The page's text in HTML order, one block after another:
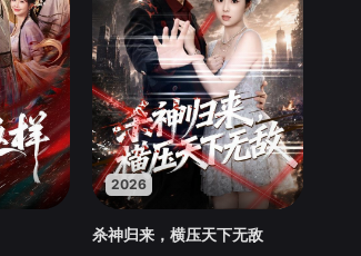
2026
杀神归来，横压天下无敌